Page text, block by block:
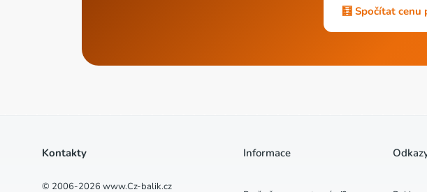
🧮 Spočítat cenu
Kontakty
© 2006-2026 www.Cz-balik.cz
Informace